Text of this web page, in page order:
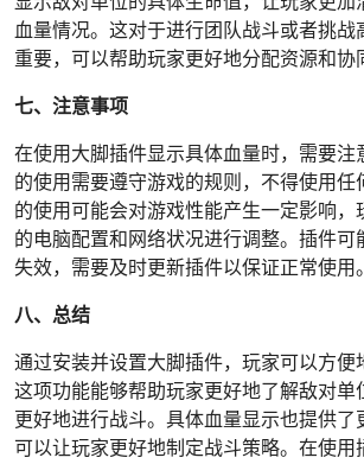
血量情况。这对于进行团队战斗或者挑战
重要，可以帮助玩家更好地分配资源和协
七、注意事项
在使用大脚插件显示具体血量时，需要注
的使用需要遵守游戏的规则，不得使用任
的使用可能会对游戏性能产生一定影响，
的电脑配置和网络状况进行调整。插件可
失效，需要及时更新插件以保证正常使用。
八、总结
通过安装并设置大脚插件，玩家可以方便
这项功能能够帮助玩家更好地了解敌对单
更好地进行战斗。具体血量显示也提供了
可以让玩家更好地制定战斗策略。在使用